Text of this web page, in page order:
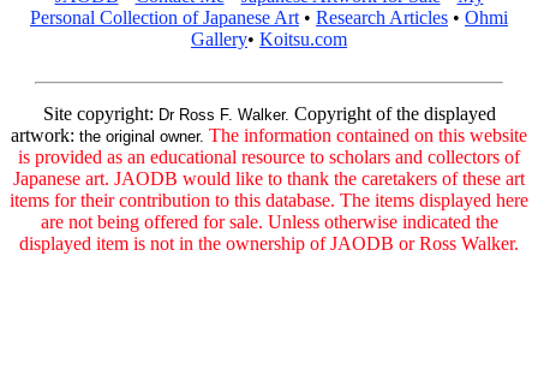
Personal Collection of Japanese Art • Research Articles • Ohmi
Gallery• Koitsu.com
Site copyright: Dr Ross F. Walker. Copyright of the displayed
artwork: the original owner. The information contained on this website
is provided as an educational resource to scholars and collectors of
Japanese art. JAODB would like to thank the caretakers of these art
items for their contribution to this database. The items displayed here
are not being offered for sale. Unless otherwise indicated the
displayed item is not in the ownership of JAODB or Ross Walker.